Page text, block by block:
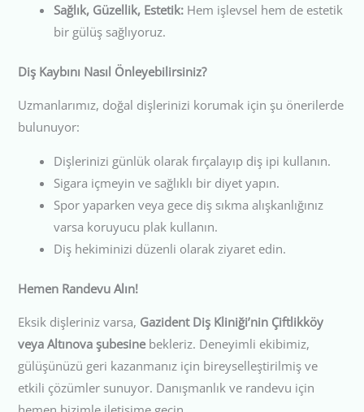
Sağlık, Güzellik, Estetik: Hem işlevsel hem de estetik
bir gülüş sağlıyoruz.
Diş Kaybını Nasıl Önleyebilirsiniz?
Uzmanlarımız, doğal dişlerinizi korumak için şu önerilerde
bulunuyor:
Dişlerinizi günlük olarak fırçalayıp diş ipi kullanın.
Sigara içmeyin ve sağlıklı bir diyet yapın.
Spor yaparken veya gece diş sıkma alışkanlığınız
varsa koruyucu plak kullanın.
Diş hekiminizi düzenli olarak ziyaret edin.
Hemen Randevu Alın!
Eksik dişleriniz varsa, Gazident Diş Kliniği’nin Çiftlikköy
veya Altınova şubesinebekleriz. Deneyimli ekibimiz,
gülüşünüzü geri kazanmanız için bireyselleştirilmiş ve
etkili çözümler sunuyor. Danışmanlık ve randevu için